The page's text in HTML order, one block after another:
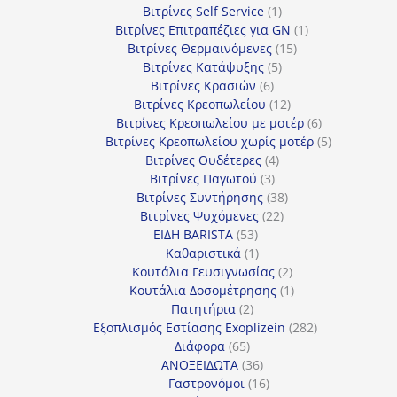
Βιτρίνες Self Service 11
προϊόν
Βιτρίνες Επιτραπέζιες για GN 11
Βιτρίνες Θερμαινόμενες 1515
Βιτρίνες Κατάψυξης 55
Βιτρίνες Κρασιών 66
προϊόντα
Βιτρίνες Κρεοπωλείου 1212
προϊόντα
Βιτρίνες Κρεοπωλείου με μοτέρ 66
προϊόντα
Βιτρίνες Κρεοπωλείου χωρίς μοτέρ 55
Βιτρίνες Ουδέτερες 44
προϊόντα
Βιτρίνες Παγωτού 33
προϊόντα
Βιτρίνες Συντήρησης 3838
προϊόντα
Βιτρίνες Ψυχόμενες 2222
ΕΙΔΗ BARISTA 5353
προϊόντα
Καθαριστικά 11
προϊόν
Κουτάλια Γευσιγνωσίας 22
προϊόντα
Κουτάλια Δοσομέτρησης 11
Πατητήρια 22
προϊόντα
Εξοπλισμός Εστίασης Exoplizein 282282
Διάφορα 6565
προϊόντα
ΑΝΟΞΕΙΔΩΤΑ 3636
προϊόντα
Γαστρονόμοι 1616